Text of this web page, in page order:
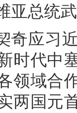
亚总统
奇应习
时代中
领域合
两国元